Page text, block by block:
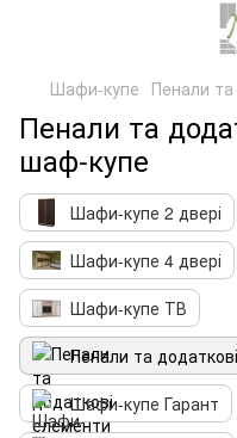
Шафи-купе Пенали
Пенали та
шаф-купе
Шафи-купе 2 двері
Шафи-купе 4 двері
Шафи-купе ТВ
Пенали та
Шафи-купе Гарант